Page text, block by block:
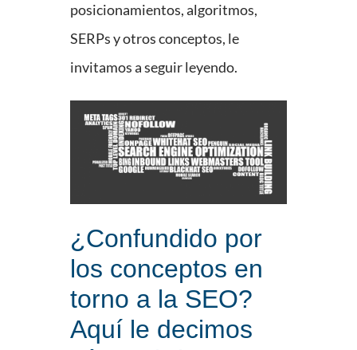
posicionamientos, algoritmos,
SERPs y otros conceptos, le
invitamos a seguir leyendo.
¿Confundido por
los conceptos en
torno a la SEO?
Aquí le decimos